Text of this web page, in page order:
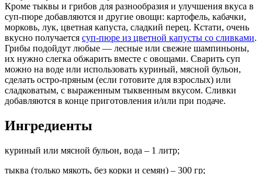
Кроме тыквы и грибов для разнообразия и улучшения вкуса в
суп-пюре добавляются и другие овощи: картофель, кабачки,
морковь, лук, цветная капуста, сладкий перец. Кстати, очень
вкусно получается суп-пюре из цветной капусты со сливками.
Грибы подойдут любые — лесные или свежие шампиньоны,
их нужно слегка обжарить вместе с овощами. Сварить суп
можно на воде или использовать куриный, мясной бульон,
сделать остро-пряным (если готовите для взрослых) или
сладковатым, с выраженным тыквенным вкусом. Сливки
добавляются в конце приготовления и/или при подаче.
Ингредиенты
куриный или мясной бульон, вода – 1 литр;
тыква (только мякоть, без корки и семян) – 300 гр;